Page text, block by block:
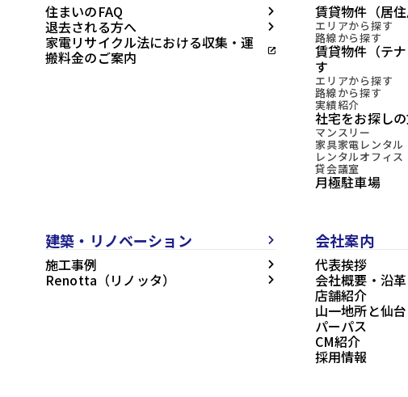
住まいのFAQ arrow_forward_ios
退去される方へ arrow_forward_ios
家電リサイクル法における収集・運
搬料金のご案内 open_in_new
賃貸物件（居
エリアから探す
路線から探す
賃貸物件（テ
す
エリアから探す
路線から探す
実績紹介
社宅をお探し
マンスリー
家具家電レンタル
レンタルオフィス
貸会議室
月極駐車場
建築・リノベーション arrow_forward_ios
施工事例 arrow_forward_ios
Renotta（リノッタ） arrow_forward_ios
会社案内
代表挨拶
会社概要・沿革
店舗紹介
山一地所と仙台
パーパス
CM紹介
採用情報